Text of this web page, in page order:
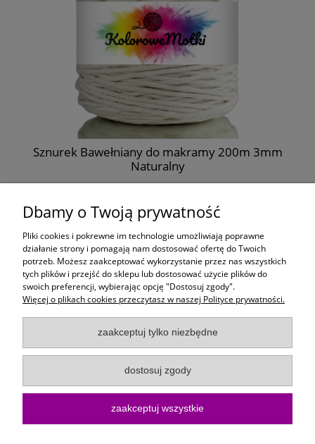
Sznurek Bawełniany do makramy 200m 3mm
Naturalny
Moje konto
Płatności i dostawa
Informacje
O Firmie
Sklep internetowy KoloroweMotki | ul. Bartosza Głowackiego 10/15, 75-
402 Koszalin |kontakt@kolorowemotki.pl|572 495 729| NIP:
Dbamy o Twoją prywatność
Pliki cookies i pokrewne im technologie umożliwiają poprawne
działanie strony i pomagają nam dostosować ofertę do Twoich
potrzeb. Możesz zaakceptować wykorzystanie przez nas wszystkich
tych plików i przejść do sklepu lub dostosować użycie plików do
swoich preferencji, wybierając opcję "Dostosuj zgody".
Więcej o plikach cookies przeczytasz w naszej Polityce prywatności.
zaakceptuj tylko niezbędne
dostosuj zgody
zaakceptuj wszystkie